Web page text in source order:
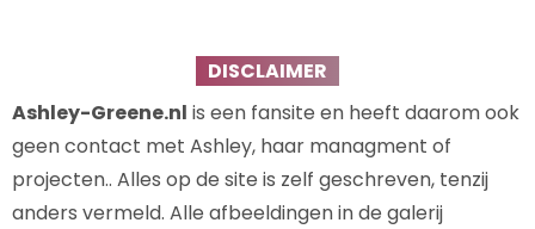
DISCLAIMER
Ashley-Greene.nl is een fansite en heeft daarom ook
geen contact met Ashley, haar managment of
projecten.. Alles op de site is zelf geschreven, tenzij
anders vermeld. Alle afbeeldingen in de galerij